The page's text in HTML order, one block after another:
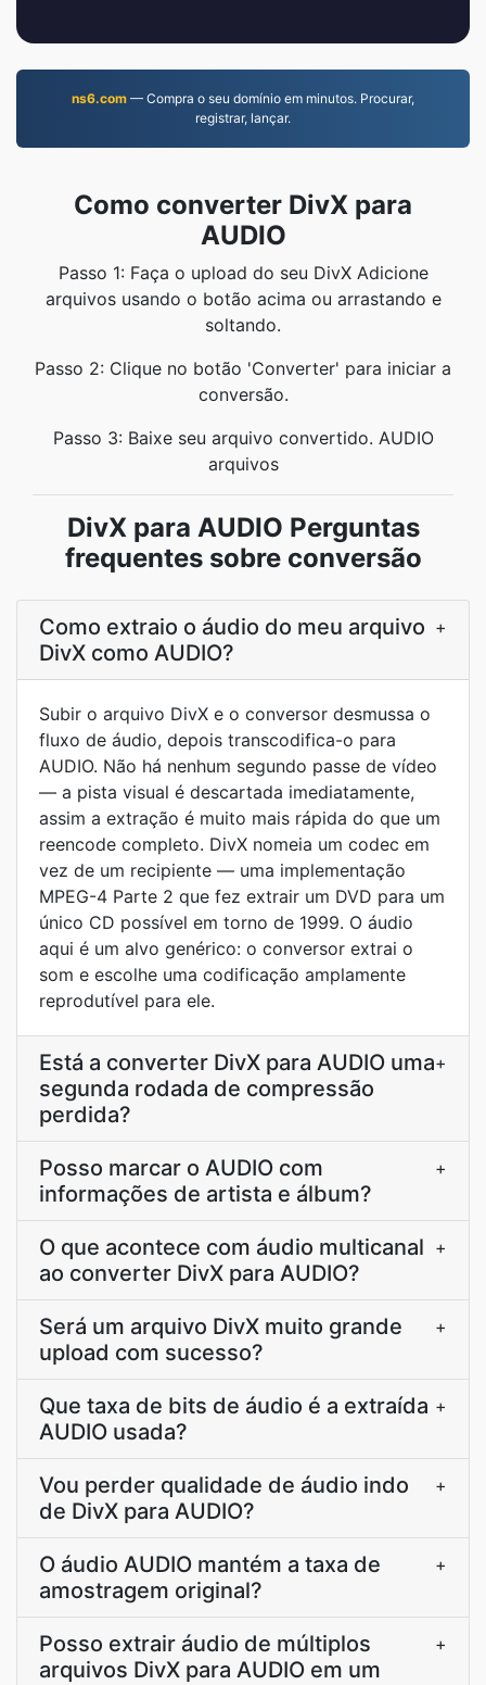
ns6.com — Compra o seu domínio em minutos. Procurar,
registrar, lançar.
Como converter DivX para
AUDIO
Passo 1: Faça o upload do seu DivX Adicione
arquivos usando o botão acima ou arrastando e
soltando.
Passo 2: Clique no botão 'Converter' para iniciar a
conversão.
Passo 3: Baixe seu arquivo convertido. AUDIO
arquivos
DivX para AUDIO Perguntas
frequentes sobre conversão
Como extraio o áudio do meu arquivo
DivX como AUDIO?
+
Subir o arquivo DivX e o conversor desmussa o
fluxo de áudio, depois transcodifica-o para
AUDIO. Não há nenhum segundo passe de vídeo
— a pista visual é descartada imediatamente,
assim a extração é muito mais rápida do que um
reencode completo. DivX nomeia um codec em
vez de um recipiente — uma implementação
MPEG-4 Parte 2 que fez extrair um DVD para um
único CD possível em torno de 1999. O áudio
aqui é um alvo genérico: o conversor extrai o
som e escolhe uma codificação amplamente
reprodutível para ele.
Está a converter DivX para AUDIO uma
segunda rodada de compressão
perdida?
+
Posso marcar o AUDIO com
informações de artista e álbum?
+
O que acontece com áudio multicanal
ao converter DivX para AUDIO?
+
Será um arquivo DivX muito grande
upload com sucesso?
+
Que taxa de bits de áudio é a extraída
AUDIO usada?
+
Vou perder qualidade de áudio indo
de DivX para AUDIO?
+
O áudio AUDIO mantém a taxa de
amostragem original?
+
Posso extrair áudio de múltiplos
arquivos DivX para AUDIO em um
+